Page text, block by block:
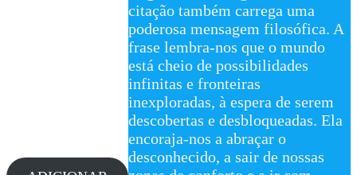
citação também carrega uma
poderosa mensagem filosófica. A
frase lembra-nos que o mundo
está cheio de possibilidades
infinitas e fronteiras
inexploradas, à espera de serem
descobertas e desbloqueadas. Ela
encoraja-nos a abraçar o
desconhecido, a sair de nossas